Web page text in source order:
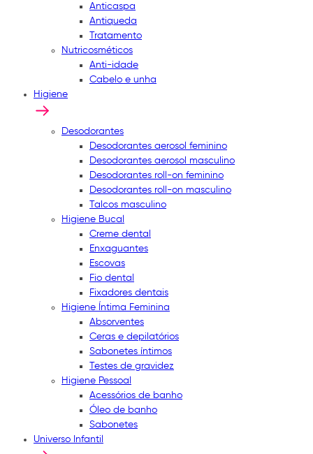
Anticaspa
Antiqueda
Tratamento
Nutricosméticos
Anti-idade
Cabelo e unha
Higiene
Desodorantes
Desodorantes aerosol feminino
Desodorantes aerosol masculino
Desodorantes roll-on feminino
Desodorantes roll-on masculino
Talcos masculino
Higiene Bucal
Creme dental
Enxaguantes
Escovas
Fio dental
Fixadores dentais
Higiene Íntima Feminina
Absorventes
Ceras e depilatórios
Sabonetes íntimos
Testes de gravidez
Higiene Pessoal
Acessórios de banho
Óleo de banho
Sabonetes
Universo Infantil